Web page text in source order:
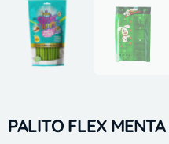
PALITO FLEX